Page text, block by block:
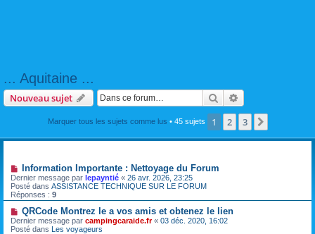
... Aquitaine ...
Nouveau sujet Rechercher
Marquer tous les sujets comme lus • 45 sujets 1 2 3
Information Importante : Nettoyage du Forum
Dernier message par lepayntié « 26 avr. 2026, 23:25
Posté dans ASSISTANCE TECHNIQUE SUR LE FORUM
Réponses : 9
QRCode Montrez le a vos amis et obtenez le lien
Dernier message par campingcaraide.fr« 03 déc. 2020, 16:02
Posté dans Les voyageurs